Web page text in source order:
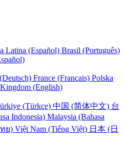
Latina (Español) Brasil (Português)
France (Français) Polska
(English)
(Türkçe) 中国 (简体中文) 台
Indonesia) Malaysia (Bahasa
ย) Việt Nam (Tiếng Việt) 日本 (日